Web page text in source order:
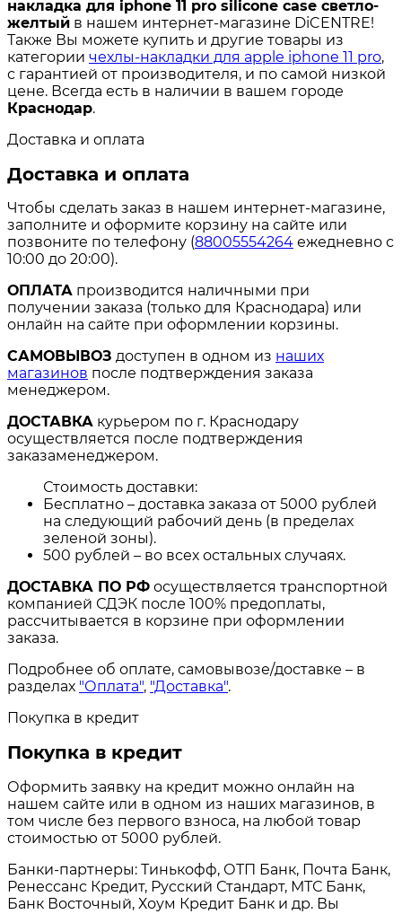
накладка для iphone 11 pro silicone case светло-
желтый в нашем интернет-магазине DiCENTRE!
Также Вы можете купить и другие товары из
категории чехлы-накладки для apple iphone 11 pro,
с гарантией от производителя, и по самой низкой
цене. Всегда есть в наличии в вашем городе
Краснодар.
Доставка и оплата
Доставка и оплата
Чтобы сделать заказ в нашем интернет-магазине,
заполните и оформите корзину на сайте или
позвоните по телефону (88005554264 ежедневно с
10:00 до 20:00).
ОПЛАТА производится наличными при
получении заказа (только для Краснодара) или
онлайн на сайте при оформлении корзины.
САМОВЫВОЗ доступен в одном из наших
магазинов после подтверждения заказа
менеджером.
ДОСТАВКА курьером по г. Краснодару
осуществляется после подтверждения
заказаменеджером.
Стоимость доставки:
Бесплатно – доставка заказа от 5000 рублей
на следующий рабочий день (в пределах
зеленой зоны).
500 рублей – во всех остальных случаях.
ДОСТАВКА ПО РФ осуществляется транспортной
компанией СДЭК после 100% предоплаты,
рассчитывается в корзине при оформлении
заказа.
Подробнее об оплате, самовывозе/доставке – в
разделах "Оплата", "Доставка".
Покупка в кредит
Покупка в кредит
Оформить заявку на кредит можно онлайн на
нашем сайте или в одном из наших магазинов, в
том числе без первого взноса, на любой товар
стоимостью от 5000 рублей.
Банки-партнеры: Тинькофф, ОТП Банк, Почта Банк,
Ренессанс Кредит, Русский Стандарт, МТС Банк,
Банк Восточный, Хоум Кредит Банк и др. Вы